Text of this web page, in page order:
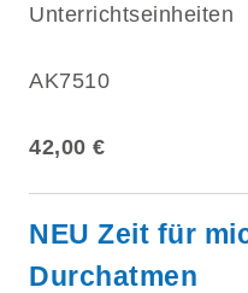
Unterrichtseinheiten
AK7510
42,00 €
NEU Zeit für
Durchatmen